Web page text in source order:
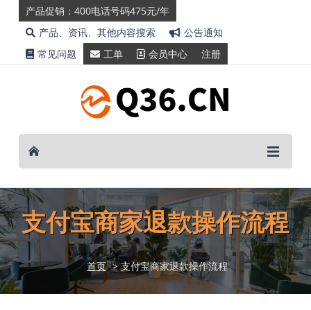
产品促销：400电话号码475元/年
产品、资讯、其他内容搜索
公告通知
常见问题
工单 会员中心 注册
支付宝商家退款操作流程
首页 > 支付宝商家退款操作流程